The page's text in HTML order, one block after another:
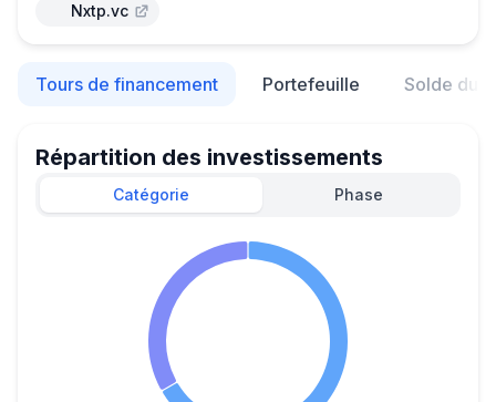
Nxtp.vc
Tours de financement Portefeuille Solde du
Répartition des investissements
Catégorie Phase